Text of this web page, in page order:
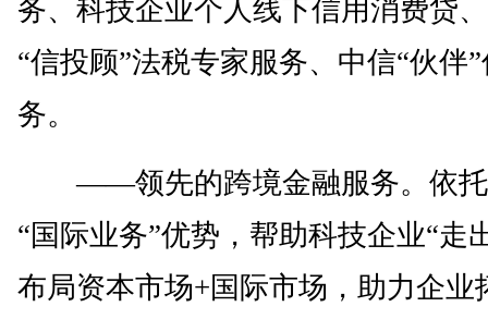
务、科技企业个人线下信用消费贷
“信投顾”法税专家服务、中信“伙伴
务。
——领先的跨境金融服务。依托
“国际业务”优势，帮助科技企业“走
布局资本市场+国际市场，助力企业